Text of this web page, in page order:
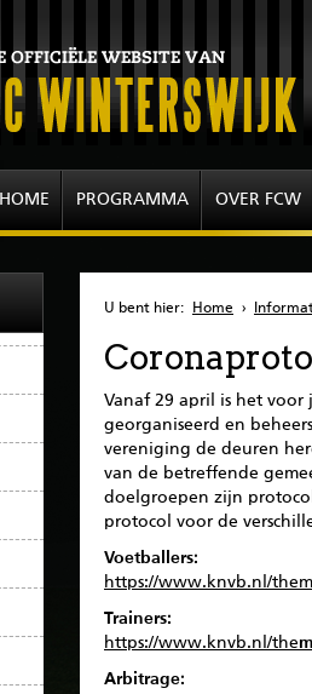
HOME PROGRAMMA OVER FCW
U bent hier: Home ›
Vanaf 29 april is het
georganiseerd en
vereniging de deuren
van de betreffende
doelgroepen zijn
protocol voor de
Voetballers:
https://www.knvb.nl/
Trainers:
https://www.knvb.nl/the
Arbitrage: